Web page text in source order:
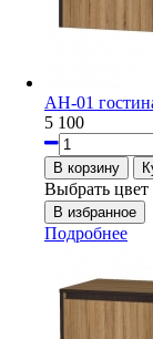
АН-01
5 100
Выбрать цвет
Подробнее